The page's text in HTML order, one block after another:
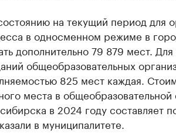
на текущий период для
в односменном режиме в
дополнительно 79 879 мест.
общеобразовательных
825 мест каждая.
места в
в 2024 году составляет
в муниципалитете.